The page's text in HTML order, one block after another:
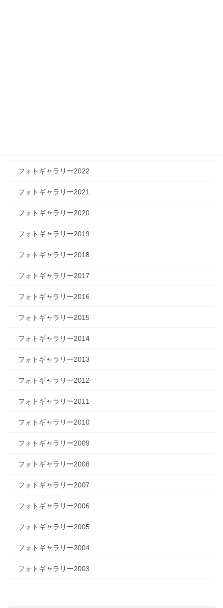
フォトギャラリー2022
フォトギャラリー2021
フォトギャラリー2020
フォトギャラリー2019
フォトギャラリー2018
フォトギャラリー2017
フォトギャラリー2016
フォトギャラリー2015
フォトギャラリー2014
フォトギャラリー2013
フォトギャラリー2012
フォトギャラリー2011
フォトギャラリー2010
フォトギャラリー2009
フォトギャラリー2008
フォトギャラリー2007
フォトギャラリー2006
フォトギャラリー2005
フォトギャラリー2004
フォトギャラリー2003